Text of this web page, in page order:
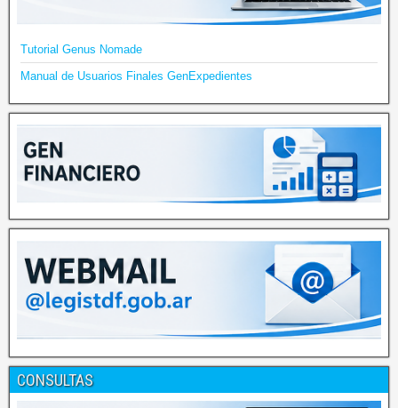
Tutorial Genus Nomade
Manual de Usuarios Finales GenExpedientes
CONSULTAS